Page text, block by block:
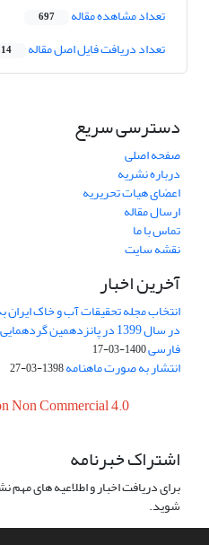
تعداد مشاهده مقاله 697
تعداد دریافت فایل اصل مقاله
دسترسی سریع
صفحه اصلی
درباره نشریه
اعضای هیات تحریریه
ارسال مقاله
تماس با ما
نقشه سایت
آخرین اخبار
انتخاب مجله تحقیقات آب و خاک ایران
در سال 1399 در پانزدهمین
فارسی1400-03-17
انتشار به صورت ماهنامه1398-03-27
Non Commercial 4.0
اشتراک خبرنامه
برای دریافت اخبار و اطلاعیه های
شوید.